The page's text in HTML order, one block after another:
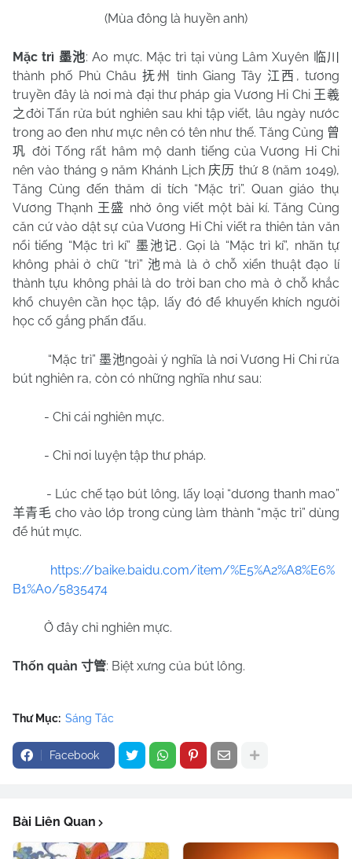
(Mùa đông là huyền anh)
Mặc trì 墨池: Ao mực. Mặc trì tại vùng Lâm Xuyên 临川
thành phố Phủ Châu抚州 tỉnh Giang Tây 江西 , tương
truyền đây là nơi mà đại thư pháp gia Vương Hi Chi 王羲
之đời Tấn rửa bút nghiên sau khi tập viết, lâu ngày nước
trong ao đen như mực nên có tên như thế. Tăng Củng 曾
巩 đời Tống rất hâm mộ danh tiếng của Vương Hi Chi
nên vào tháng 9 năm Khánh Lịch 庆历 thứ 8 (năm 1049),
Tăng Củng đến thăm di tích “Mặc trì”. Quan giáo thụ
Vương Thạnh 王盛 nhờ ông viết một bài kí. Tăng Củng
căn cứ vào dật sự của Vương Hi Chi viết ra thiên tản văn
nổi tiếng “Mặc trì kí” 墨池记 . Gọi là “Mặc trì kí”, nhãn tự
không phải ở chữ “trì”池 mà là ở chỗ xiển thuật đạo lí
thành tựu không phải là do trời ban cho mà ở chỗ khắc
khổ chuyên cần học tập, lấy đó để khuyến khích người
học cố gắng phấn đấu.
“Mặc trì” 墨池ngoài ý nghĩa là nơi Vương Hi Chi rửa
bút nghiên ra, còn có những nghĩa như sau:
- Chỉ cái nghiên mực.
- Chỉ nơi luyện tập thư pháp.
- Lúc chế tạo bút lông, lấy loại “dương thanh mao”
羊青毛 cho vào lớp trong cùng làm thành “mặc trì” dùng
để hút mực.
https://baike.baidu.com/item/%E5%A2%A8%E6%
B1%A0/5835474
Ở đây chỉ nghiên mực.
Thốn quản 寸管: Biệt xưng của bút lông.
Thư Mục: Sáng Tác
Facebook
Bài Liên Quan